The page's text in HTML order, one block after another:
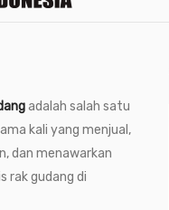
adalah salah satu
kali yang menjual,
dan menawarkan
rak gudang di